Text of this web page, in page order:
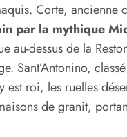
Corte,
par la mythique
au-dessus de la
Sant’Antonino,
roi, les ruelles
de granit,